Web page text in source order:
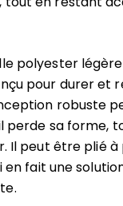
polyester
pour durer et
robuste
perde sa forme,
Il peut être plié à
en fait une